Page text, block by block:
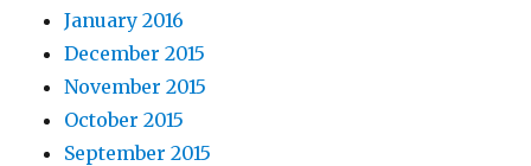
January 2016
December 2015
November 2015
October 2015
September 2015